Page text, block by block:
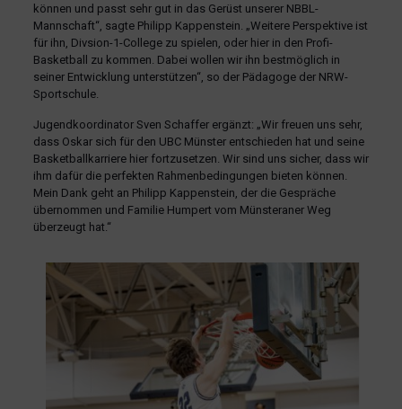
können und passt sehr gut in das Gerüst unserer NBBL-
Mannschaft“, sagte Philipp Kappenstein. „Weitere Perspektive ist
für ihn, Divsion-1-College zu spielen, oder hier in den Profi-
Basketball zu kommen. Dabei wollen wir ihn bestmöglich in
seiner Entwicklung unterstützen“, so der Pädagoge der NRW-
Sportschule.
Jugendkoordinator Sven Schaffer ergänzt: „Wir freuen uns sehr,
dass Oskar sich für den UBC Münster entschieden hat und seine
Basketballkarriere hier fortzusetzen. Wir sind uns sicher, dass wir
ihm dafür die perfekten Rahmenbedingungen bieten können.
Mein Dank geht an Philipp Kappenstein, der die Gespräche
übernommen und Familie Humpert vom Münsteraner Weg
überzeugt hat.“